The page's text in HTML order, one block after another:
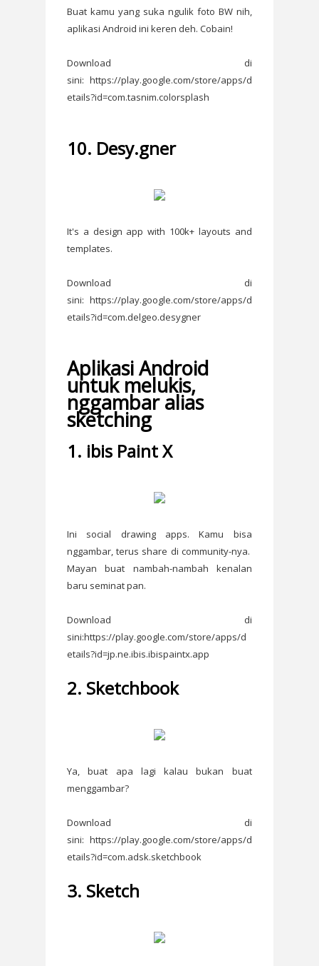
Buat kamu yang suka ngulik foto BW nih,
aplikasi Android ini keren deh. Cobain!
Download di
sini: https://play.google.com/store/apps/d
etails?id=com.tasnim.colorsplash
10. Desy.gner
It's a design app with 100k+ layouts and
templates.
Download di
sini: https://play.google.com/store/apps/d
etails?id=com.delgeo.desygner
Aplikasi Android
untuk melukis,
nggambar alias
sketching
1. ibis Paint X
Ini social drawing apps. Kamu bisa
nggambar, terus share di community-nya.
Mayan buat nambah-nambah kenalan
baru seminat pan.
Download di
sini:https://play.google.com/store/apps/d
etails?id=jp.ne.ibis.ibispaintx.app
2. Sketchbook
Ya, buat apa lagi kalau bukan buat
menggambar?
Download di
sini: https://play.google.com/store/apps/d
etails?id=com.adsk.sketchbook
3. Sketch